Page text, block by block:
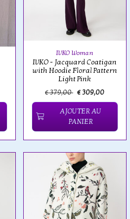
IVKO Woman
IVKO - Jacquard Coatigan
with Hoodie Floral Pattern
Light Pink
€ 379,00 € 309,00
AJOUTER AU
PANIER